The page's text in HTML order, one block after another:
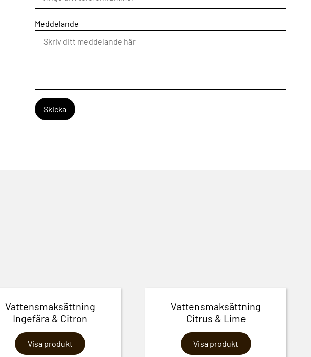
Meddelande
Vattensmaksättning
Ingefära & Citron
Visa produkt
Vattensmaksättning
Citrus & Lime
Visa produkt